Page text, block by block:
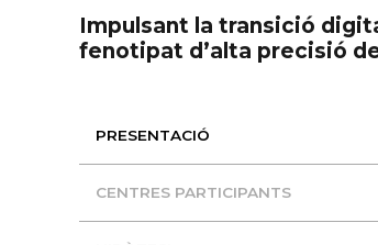
Impulsant la transició digital en la salut: integració de dades clíniques i tecnologies d’Intel·ligència Artificial pel
fenotipat d’alta precisió
PRESENTACIÓ
CENTRES PARTICIPANTS